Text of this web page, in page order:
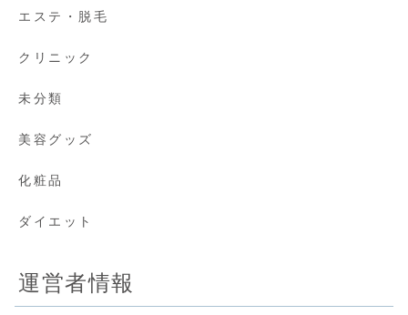
エステ・脱毛
クリニック
未分類
美容グッズ
化粧品
ダイエット
運営者情報